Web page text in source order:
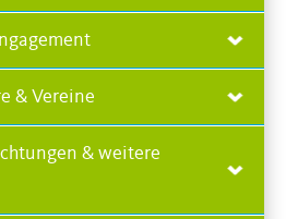
& Vereine
& weitere